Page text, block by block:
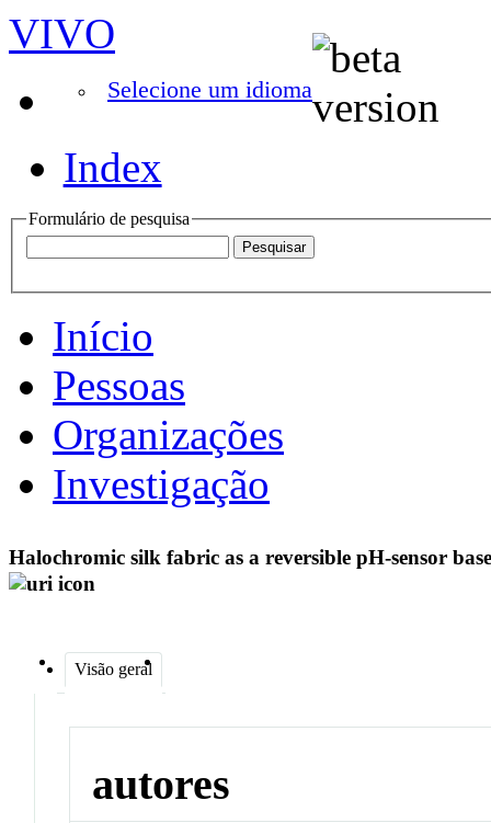
VIVO
Selecione um idioma
Index
Formulário de pesquisa
Início
Pessoas
Organizações
Investigação
Halochromic silk fabric as a reversible pH-sensor
Visão geral
autores